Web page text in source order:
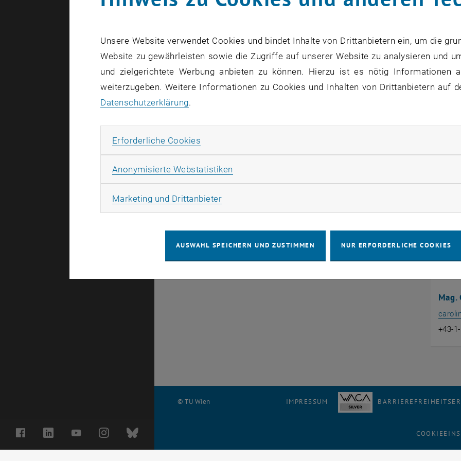
FacebookLinkedInYouTubeInstagramBluesky
an naturwissenschaftlichen und technischen
von Dimensionen (wirtschaftlich, sozial, ökologisch) jenseits des
definiert.
Der von der TU Wien Academy angebotene
MSc Environmental
wichtigen Beitrag zur Ausbildung im Bereich
nachhaltige Entwicklung
ausgezeichnet. Die Technische Universität Wien gehörte somit zu
Mag.
+43-
© TU Wien IMPRESSUM
Unsere Website verwendet Cookies und bindet Inhalte von Drittanbietern ein, um die
Website zu gewährleisten sowie die Zugriffe auf unserer Website zu analysieren und
und zielgerichtete Werbung anbieten zu können. Hierzu ist es nötig Informationen
weiterzugeben. Weitere Informationen zu Cookies und Inhalten von Drittanbietern auf
Datenschutzerklärung.
Erforderliche Cookies
Anonymisierte Webstatistiken
Marketing und DrittanbieterMarketing Cookies zulassen
AUSWAHL SPEICHERN UND ZUSTIMMEN NUR ERFORDERLICHE COOKIES